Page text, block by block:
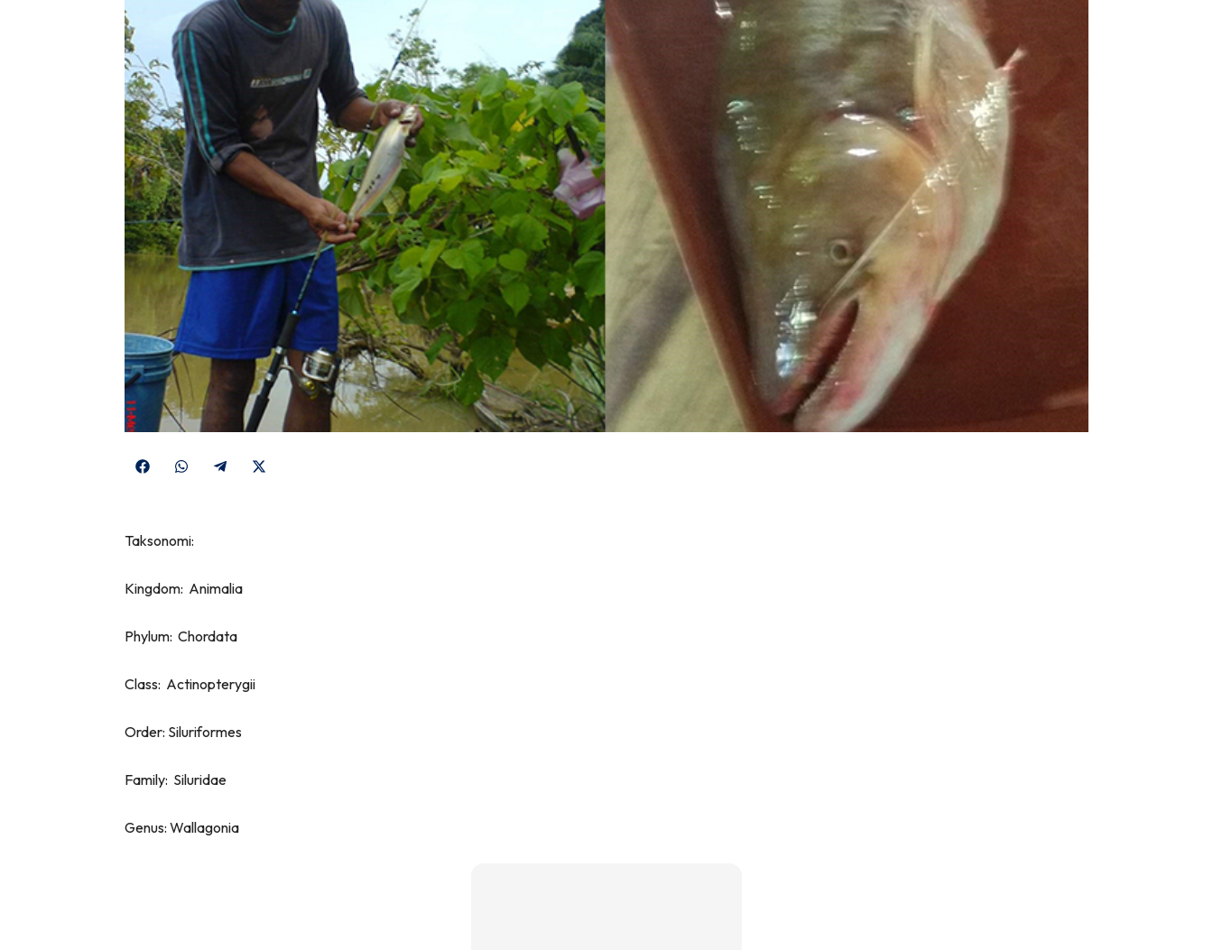
Share
Share
Share
Taksonomi:
Kingdom: Animalia
Phylum: Chordata
Class: Actinopterygii
Order: Siluriformes
Family: Siluridae
Genus: Wallagonia